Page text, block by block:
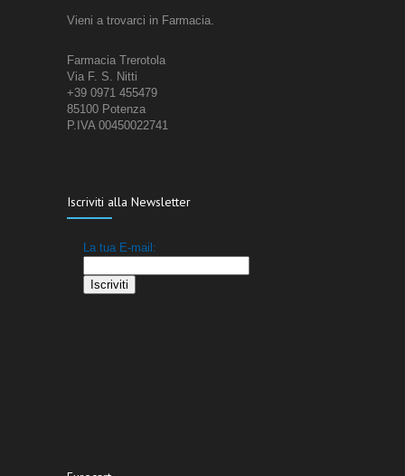
Vieni a trovarci in Farmacia.
Farmacia Trerotola
Via F. S. Nitti
+39 0971 455479
85100 Potenza
P.IVA 00450022741
Iscriviti alla Newsletter
La tua E-mail:
Iscriviti